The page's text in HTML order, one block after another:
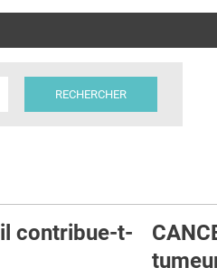
contribue-t-